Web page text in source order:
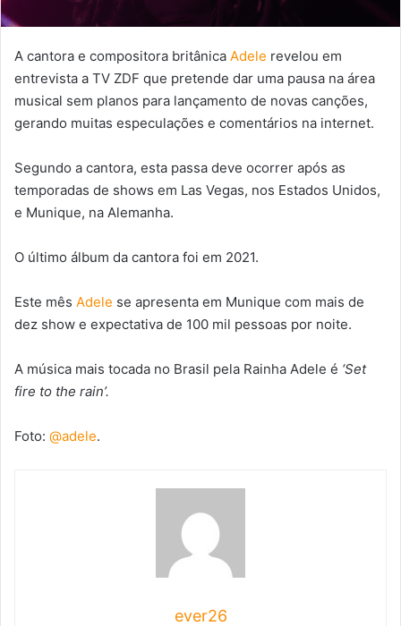
A cantora e compositora britânica Adele revelou em
entrevista a TV ZDF que pretende dar uma pausa na área
musical sem planos para lançamento de novas canções,
gerando muitas especulações e comentários na internet.
Segundo a cantora, esta passa deve ocorrer após as
temporadas de shows em Las Vegas, nos Estados Unidos,
e Munique, na Alemanha.⁠
O último álbum da cantora foi em 2021.
Este mês Adele se apresenta em Munique com mais de
dez show e expectativa de 100 mil pessoas por noite.
A música mais tocada no Brasil pela Rainha Adele é ‘Set
fire to the rain’.
Foto: @adele.
ever26